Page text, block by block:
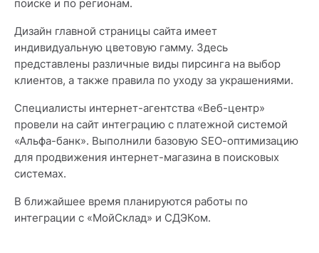
поиске и по регионам.
Дизайн главной страницы сайта имеет
индивидуальную цветовую гамму. Здесь
представлены различные виды пирсинга на выбор
клиентов, а также правила по уходу за украшениями.
Специалисты интернет-агентства «Веб-центр»
провели на сайт интеграцию с платежной системой
«Альфа-банк». Выполнили базовую SEO-оптимизацию
для продвижения интернет-магазина в поисковых
системах.
В ближайшее время планируются работы по
интеграции с «МойСклад» и СДЭКом.